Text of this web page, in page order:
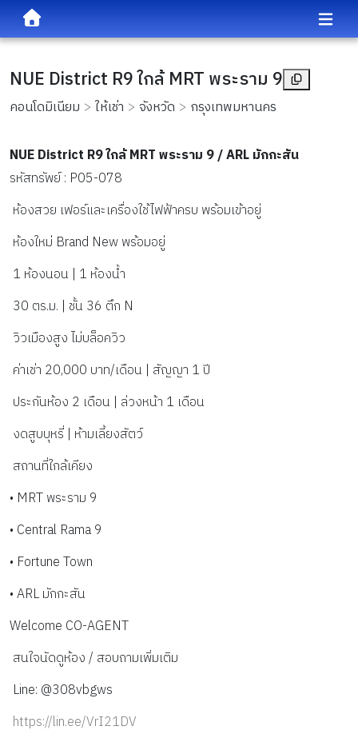
NUE District R9 ใกล้ MRT พระราม 9
คอนโดมิเนียม ให้เช่า จังหวัด กรุงเทพมหานคร
NUE District R9 ใกล้ MRT พระราม 9 / ARL มักกะสัน
รหัสทรัพย์ : P05-078
ห้องสวย เฟอร์และเครื่องใช้ไฟฟ้าครบ พร้อมเข้าอยู่
ห้องใหม่ Brand New พร้อมอยู่
1 ห้องนอน | 1 ห้องน้ำ
30 ตร.ม. | ชั้น 36 ตึก N
วิวเมืองสูง ไม่บล็อควิว
ค่าเช่า 20,000 บาท/เดือน | สัญญา 1 ปี
ประกันห้อง 2 เดือน | ล่วงหน้า 1 เดือน
งดสูบบุหรี่ | ห้ามเลี้ยงสัตว์
สถานที่ใกล้เคียง
• MRT พระราม 9
• Central Rama 9
• Fortune Town
• ARL มักกะสัน
Welcome CO-AGENT
สนใจนัดดูห้อง / สอบถามเพิ่มเติม
Line: @308vbgws
https://lin.ee/VrI21DV